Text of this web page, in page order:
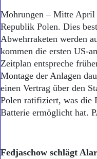
Danzig
Mohrungen – Mitte April
Republik Polen. Dies
Abwehrraketen werden
kommen die ersten US-
Zeitplan entspreche
Montage der Anlagen
einen Vertrag über den
Polen ratifiziert, was die
Batterie ermöglicht hat.
Fedjaschow schlägt